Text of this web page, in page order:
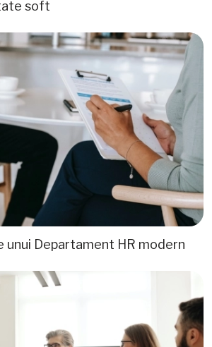
soft
unui Departament HR modern